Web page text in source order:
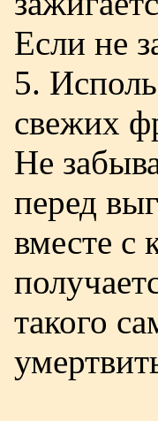
Если не
5.
свежих
Не
перед
вместе с
такого